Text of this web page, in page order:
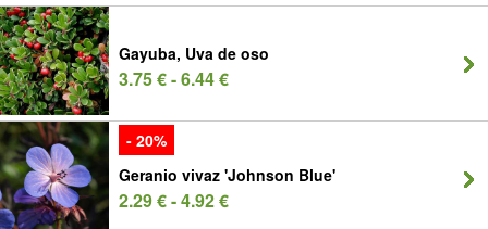
Gayuba, Uva de oso
3.75 € - 6.44 €
- 20%
Geranio vivaz 'Johnson Blue'
2.29 € - 4.92 €